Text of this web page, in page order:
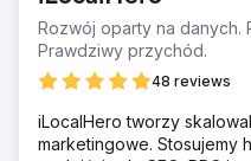
Rozwój oparty na danych.
Prawdziwy przychód.
48 reviews
iLocalHero tworzy
marketingowe. Stosujemy